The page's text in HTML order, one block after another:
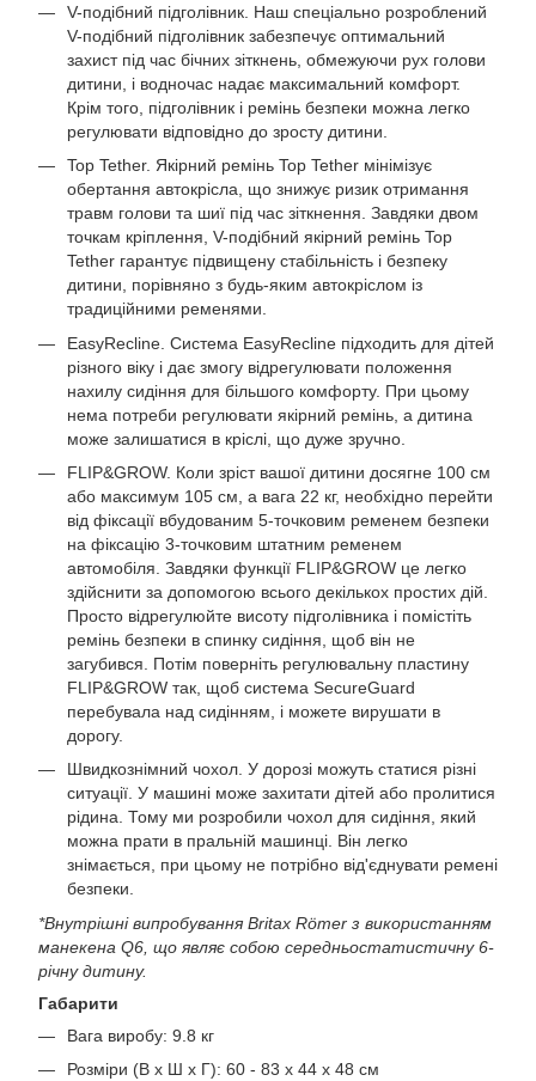
V-подібний підголівник. Наш спеціально розроблений
V-подібний підголівник забезпечує оптимальний
захист під час бічних зіткнень, обмежуючи рух голови
дитини, і водночас надає максимальний комфорт.
Крім того, підголівник і ремінь безпеки можна легко
регулювати відповідно до зросту дитини.
Top Tether. Якірний ремінь Top Tether мінімізує
обертання автокрісла, що знижує ризик отримання
травм голови та шиї під час зіткнення. Завдяки двом
точкам кріплення, V-подібний якірний ремінь Top
Tether гарантує підвищену стабільність і безпеку
дитини, порівняно з будь-яким автокріслом із
традиційними ременями.
EasyRecline. Система EasyRecline підходить для дітей
різного віку і дає змогу відрегулювати положення
нахилу сидіння для більшого комфорту. При цьому
нема потреби регулювати якірний ремінь, а дитина
може залишатися в кріслі, що дуже зручно.
FLIP&GROW. Коли зріст вашої дитини досягне 100 см
або максимум 105 см, а вага 22 кг, необхідно перейти
від фіксації вбудованим 5-точковим ременем безпеки
на фіксацію 3-точковим штатним ременем
автомобіля. Завдяки функції FLIP&GROW це легко
здійснити за допомогою всього декількох простих дій.
Просто відрегулюйте висоту підголівника і помістіть
ремінь безпеки в спинку сидіння, щоб він не
загубився. Потім поверніть регулювальну пластину
FLIP&GROW так, щоб система SecureGuard
перебувала над сидінням, і можете вирушати в
дорогу.
Швидкознімний чохол. У дорозі можуть статися різні
ситуації. У машині може захитати дітей або пролитися
рідина. Тому ми розробили чохол для сидіння, який
можна прати в пральній машинці. Він легко
знімається, при цьому не потрібно від'єднувати ремені
безпеки.
*Внутрішні випробування Britax Römer з використанням
манекена Q6, що являє собою середньостатистичну 6-
річну дитину.
Габарити
Вага виробу: 9.8 кг
Розміри (В x Ш x Г): 60 - 83 x 44 x 48 см